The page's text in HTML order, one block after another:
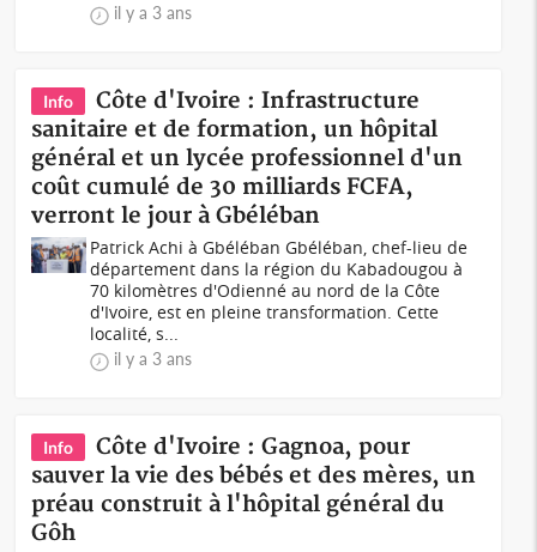
il y a 3 ans
Info
Côte d'Ivoire : Infrastructure
sanitaire et de formation, un hôpital
général et un lycée professionnel d'un
coût cumulé de 30 milliards FCFA,
verront le jour à Gbéléban
Patrick Achi à Gbéléban Gbéléban, chef-lieu de
département dans la région du Kabadougou à
70 kilomètres d'Odienné au nord de la Côte
d'Ivoire, est en pleine transformation. Cette
localité, s...
il y a 3 ans
Info
Côte d'Ivoire : Gagnoa, pour
sauver la vie des bébés et des mères, un
préau construit à l'hôpital général du
Gôh